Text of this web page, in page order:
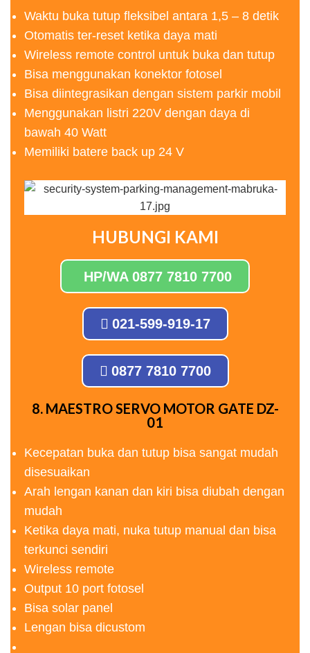
Waktu buka tutup fleksibel antara 1,5 – 8 detik
Otomatis ter-reset ketika daya mati
Wireless remote control untuk buka dan tutup
Bisa menggunakan konektor fotosel
Bisa diintegrasikan dengan sistem parkir mobil
Menggunakan listri 220V dengan daya di
bawah 40 Watt
Memiliki batere back up 24 V
HUBUNGI KAMI
HP/WA 0877 7810 7700
021-599-919-17
0877 7810 7700
8. MAESTRO SERVO MOTOR GATE DZ-
01
Kecepatan buka dan tutup bisa sangat mudah
disesuaikan
Arah lengan kanan dan kiri bisa diubah dengan
mudah
Ketika daya mati, nuka tutup manual dan bisa
terkunci sendiri
Wireless remote
Output 10 port fotosel
Bisa solar panel
Lengan bisa dicustom